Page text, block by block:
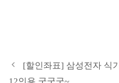
[할인좌표] 삼성전자 식
12인용 굿굿굿~